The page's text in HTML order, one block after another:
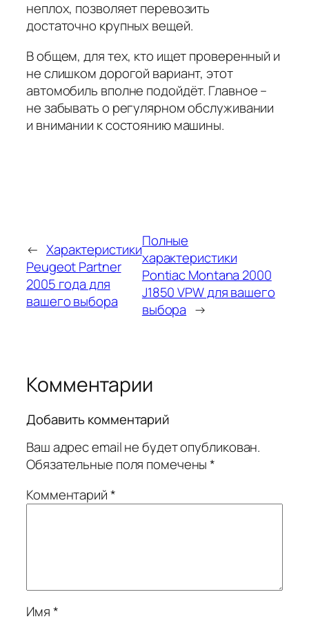
неплох, позволяет перевозить
достаточно крупных вещей.
В общем, для тех, кто ищет проверенный и
не слишком дорогой вариант, этот
автомобиль вполне подойдёт. Главное –
не забывать о регулярном обслуживании
и внимании к состоянию машины.
← Характеристики
Peugeot Partner
2005 года для
вашего выбора
Полные
характеристики
Pontiac Montana 2000
J1850 VPW для вашего
выбора →
Комментарии
Добавить комментарий
Ваш адрес email не будет опубликован.
Обязательные поля помечены*
Комментарий*
Имя*